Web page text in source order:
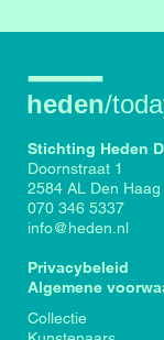
Stichting Heden
Doornstraat 1
2584 AL Den Haag
070 346 5337
info@heden.nl
Privacybeleid
Algemene
Voet
Collectie